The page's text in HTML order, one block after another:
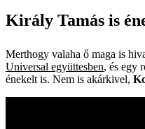
Király Tamás is
Merthogy valaha ő maga is
Universal együttesben, és egy
énekelt is. Nem is akárkivel,